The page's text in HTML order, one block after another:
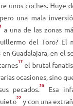
unos coches. Huye
una mala
a una de las zonas
del Toro?
en Guadalajara, en el
17 el brutal
ocasiones, sino
pecados.20 Esa
22 y con una